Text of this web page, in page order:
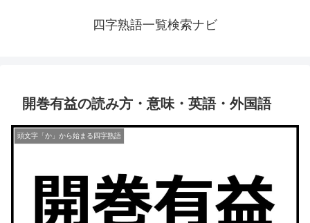
四字熟語一覧検索ナビ
開巻有益の読み方・意味・英語・外国語
頭文字「か」から始まる四字熟語